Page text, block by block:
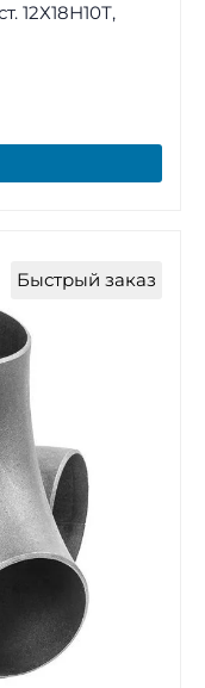
12Х18Н10Т,
Быстрый заказ